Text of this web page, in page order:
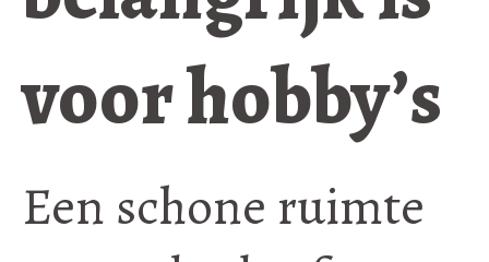
voor hobby’s
Een schone ruimte